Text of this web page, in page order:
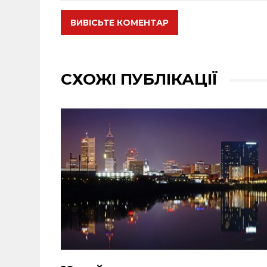
ВИВІСЬТЕ КОМЕНТАР
СХОЖІ ПУБЛІКАЦІЇ